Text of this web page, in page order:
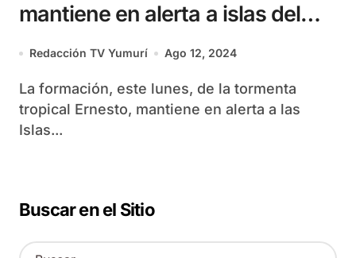
mantiene en alerta a islas del
Caribe oriental
Redacción TV Yumurí Ago 12, 2024
La formación, este lunes, de la tormenta
tropical Ernesto, mantiene en alerta a las
Islas...
Buscar en el Sitio
B